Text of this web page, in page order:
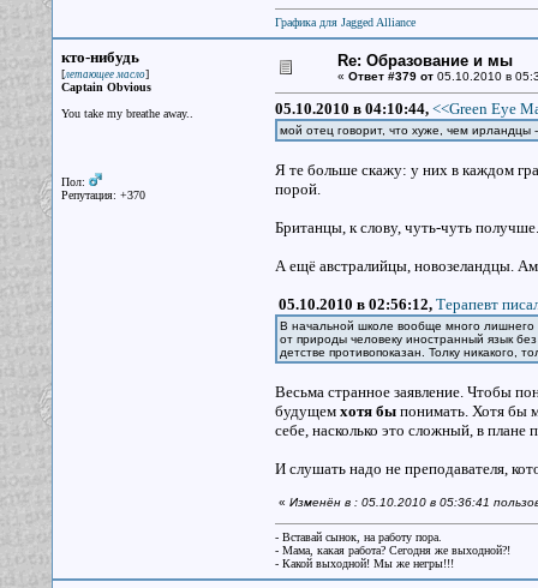
Графика для Jagged Alliance
кто-нибудь
[летающее масло]
Captain Obvious
You take my breathe away..
Пол:
Репутация: +370
Re: Образование и мы
« Ответ #379 от05.10.2010 в
05.10.2010 в 04:10:44, <<Green Eye
мой отец говорит, что хуже, чем
Я те больше скажу: у них в каждом
порой.
Британцы, к слову, чуть-чуть получше.
А ещё австралийцы, новозеландцы.
05.10.2010 в 02:56:12, Терапевт
В начальной школе вообще много лишнего
от природы человеку иностранный язык
детстве противопоказан. Толку никакого,
Весьма странное заявление. Чтобы
будущем хотя быпонимать. Хотя бы
себе, насколько это сложный, в плане
И слушать надо не преподавателя,
« Изменён в : 05.10.2010 в 05:36:41
- Вставай сынок, на работу пора.
- Мама, какая работа? Сегодня же выходной?!
- Какой выходной! Мы же негры!!!